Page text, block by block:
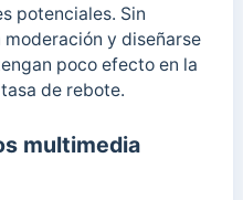
potenciales. Sin
y diseñarse
poco efecto en la
de rebote.
multimedia